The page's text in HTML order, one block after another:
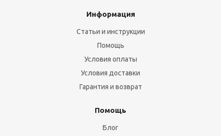
Информация
Статьи и инструкции
Помощь
Условия оплаты
Условия доставки
Гарантия и возврат
Помощь
Блог